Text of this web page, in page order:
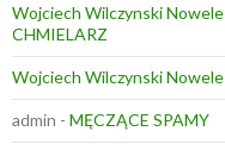
Wojciech Wilczynski Nowele
CHMIELARZ
Wojciech Wilczynski Nowele
admin - MĘCZĄCE SPAMY